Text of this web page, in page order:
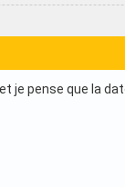
je pense que la